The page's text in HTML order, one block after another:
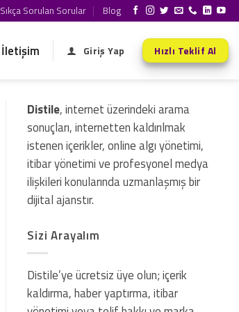
Sıkça Sorulan Sorular Blog
İletişim Giriş Yap Hızlı Teklif Al
Distile, internet üzerindeki arama
sonuçları, internetten kaldırılmak
istenen içerikler, online algı yönetimi,
itibar yönetimi ve profesyonel medya
ilişkileri konularında uzmanlaşmış bir
dijital ajanstır.
Sizi Arayalım
Distile’ye ücretsiz üye olun; içerik
kaldırma, haber yaptırma, itibar